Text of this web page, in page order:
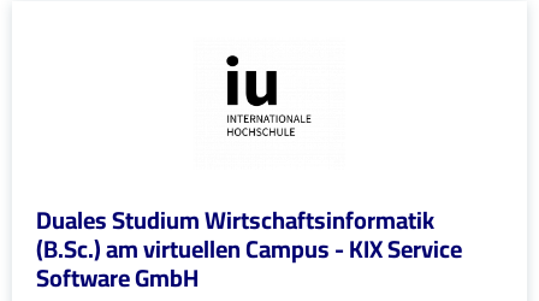
Duales Studium Wirtschaftsinformatik
(B.Sc.) am virtuellen Campus - KIX Service
Software GmbH